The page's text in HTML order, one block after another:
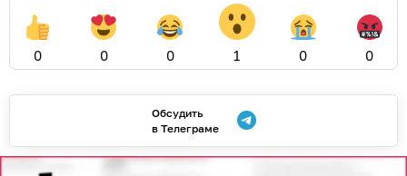
0 0 0 1 0 0
Обсудить
в Телеграме